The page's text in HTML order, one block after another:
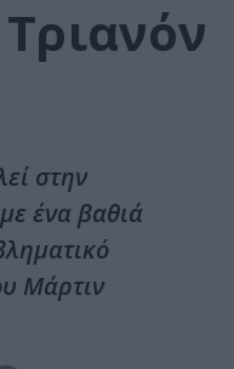
στην
ένα βαθιά
Μάρτιν